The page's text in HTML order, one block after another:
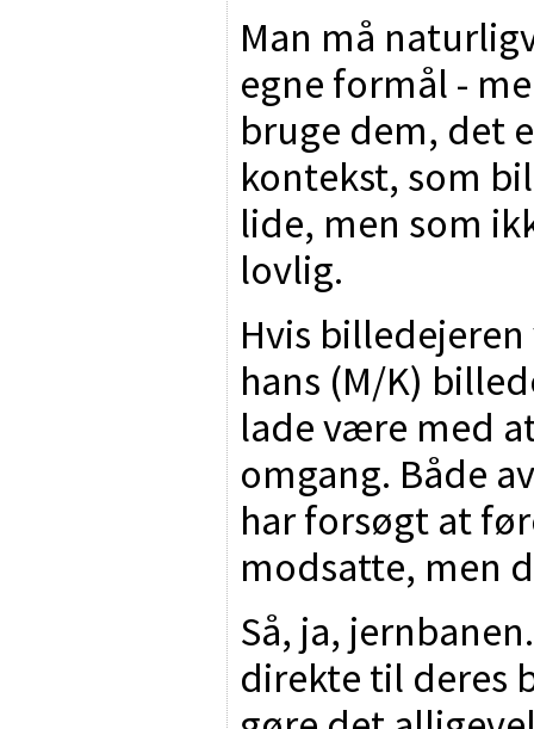
Man må
egne formål -
bruge dem, det
kontekst, som
lide, men som
lovlig.
Hvis
hans (M/K)
lade være med
omgang. Både
har forsøgt at
modsatte, men
Så, ja,
direkte til deres